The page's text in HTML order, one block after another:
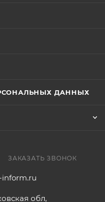
ДАННЫХ
ЗАКАЗАТЬ ЗВОНОК
inform.ru
обл,